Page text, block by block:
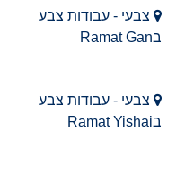
צבעי - עבודות צבע
בRamat Gan
צבעי - עבודות צבע
בRamat Yishai